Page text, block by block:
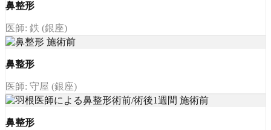
鼻整形
医師: 鉄 (銀座)
鼻整形
医師: 守屋 (銀座)
鼻整形